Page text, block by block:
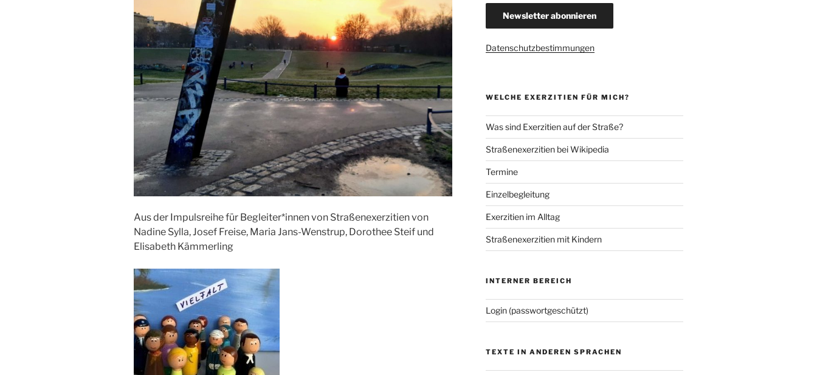
Aus der Impulsreihe für Begleiter*innen von Straßenexerzitien von
Nadine Sylla, Josef Freise, Maria Jans-Wenstrup, Dorothee Steif und
Elisabeth Kämmerling
Datenschutzbestimmungen
WELCHE EXERZITIEN FÜR MICH?
Was sind Exerzitien auf der Straße?
Straßenexerzitien bei Wikipedia
Termine
Einzelbegleitung
Exerzitien im Alltag
Straßenexerzitien mit Kindern
INTERNER BEREICH
Login (passwortgeschützt)
TEXTE IN ANDEREN SPRACHEN